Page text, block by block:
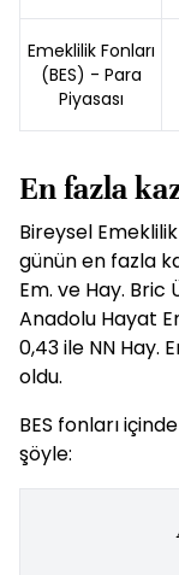
Emeklilik Fonları
(BES) - Para
Piyasası
En fazla
Bireysel
günün en fazla
Em. ve Hay. Bric
Anadolu Hayat
0,43 ile NN Hay.
oldu.
BES fonları
şöyle: